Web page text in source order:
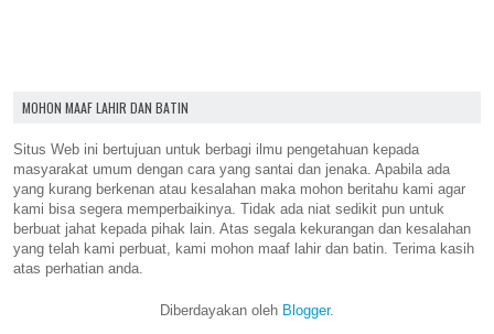
MOHON MAAF LAHIR DAN BATIN
Situs Web ini bertujuan untuk berbagi ilmu pengetahuan kepada
masyarakat umum dengan cara yang santai dan jenaka. Apabila ada
yang kurang berkenan atau kesalahan maka mohon beritahu kami agar
kami bisa segera memperbaikinya. Tidak ada niat sedikit pun untuk
berbuat jahat kepada pihak lain. Atas segala kekurangan dan kesalahan
yang telah kami perbuat, kami mohon maaf lahir dan batin. Terima kasih
atas perhatian anda.
Diberdayakan oleh Blogger.